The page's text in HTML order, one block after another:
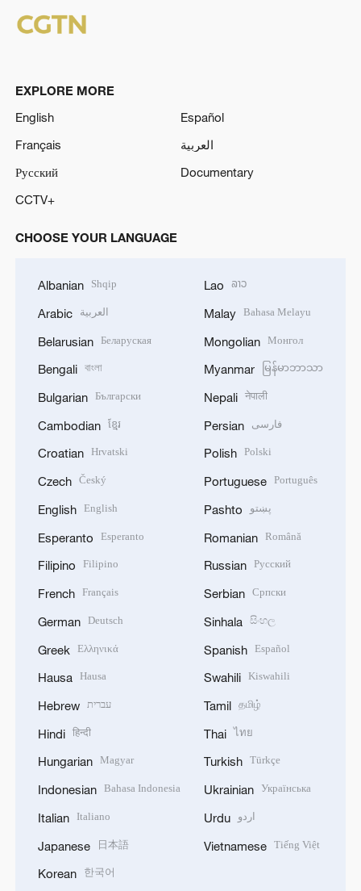
EXPLORE MORE
English
Español
Français
العربية
Русский
Documentary
CCTV+
CHOOSE YOUR LANGUAGE
Albanian Shqip
Arabic العربية
Belarusian Беларуская
Bengali বাংলা
Bulgarian Български
Cambodian ខ្មែរ
Croatian Hrvatski
Czech Český
English English
Esperanto Esperanto
Filipino Filipino
French Français
German Deutsch
Greek Ελληνικά
Hausa Hausa
Hebrew עברית
Hindi हिन्दी
Hungarian Magyar
Indonesian Bahasa Indonesia
Italian Italiano
Japanese 日本語
Korean 한국어
Lao ລາວ
Malay Bahasa Melayu
Mongolian Монгол
Myanmar မြန်မာဘာသာ
Nepali नेपाली
Persian فارسی
Polish Polski
Portuguese Português
Pashto پښتو
Romanian Română
Russian Русский
Serbian Српски
Sinhala සිංහල
Spanish Español
Swahili Kiswahili
Tamil தமிழ்
Thai ไทย
Turkish Türkçe
Ukrainian Українська
Urdu اردو
Vietnamese Tiếng Việt